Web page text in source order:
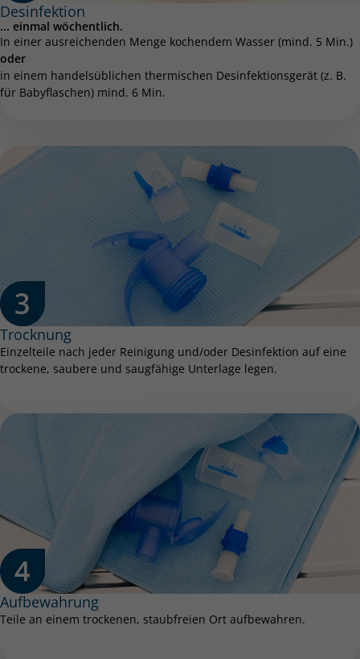
Desinfektion
... einmal wöchentlich.
In einer ausreichenden Menge kochendem Wasser (mind. 5 Min.)
oder
in einem handelsüblichen thermischen Desinfektionsgerät (z. B.
für Babyflaschen) mind. 6 Min.
Trocknung
Einzelteile nach jeder Reinigung und/oder Desinfektion auf eine
trockene, saubere und saugfähige Unterlage legen.
Aufbewahrung
Teile an einem trockenen, staubfreien Ort aufbewahren.